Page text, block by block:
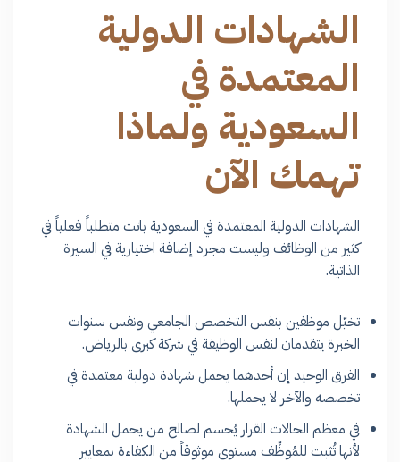
الشهادات الدولية
المعتمدة في
السعودية ولماذا
تهمك الآن
الشهادات الدولية المعتمدة في السعودية باتت متطلباً فعلياً في
كثير من الوظائف وليست مجرد إضافة اختيارية في السيرة
الذاتية.
تخيّل موظفين بنفس التخصص الجامعي ونفس سنوات
الخبرة يتقدمان لنفس الوظيفة في شركة كبرى بالرياض.
الفرق الوحيد إن أحدهما يحمل شهادة دولية معتمدة في
تخصصه والآخر لا يحملها.
في معظم الحالات القرار يُحسم لصالح من يحمل الشهادة
لأنها تُثبت للمُوظِّف مستوى موثوقاً من الكفاءة بمعايير